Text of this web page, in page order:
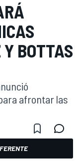
Y BOTTAS
afrontar las